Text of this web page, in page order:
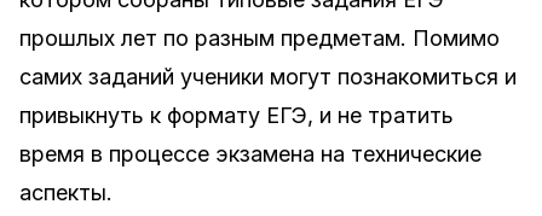
прошлых лет по разным предметам. Помимо
самих заданий ученики могут познакомиться и
привыкнуть к формату ЕГЭ, и не тратить
время в процессе экзамена на технические
аспекты.